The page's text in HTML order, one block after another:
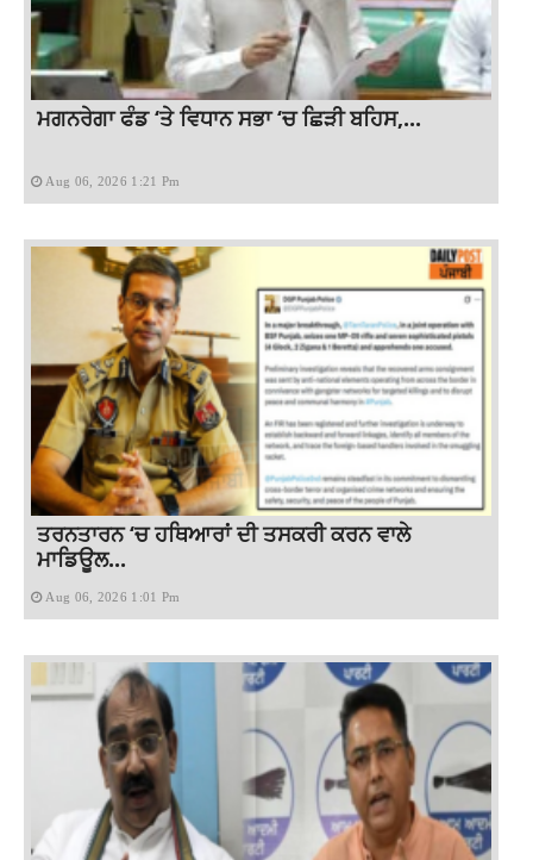
ਮਗਨਰੇਗਾ ਫੰਡ ‘ਤੇ ਵਿਧਾਨ ਸਭਾ ‘ਚ ਛਿੜੀ ਬਹਿਸ,...
Aug 06, 2026 1:21 Pm
ਤਰਨਤਾਰਨ ‘ਚ ਹਥਿਆਰਾਂ ਦੀ ਤਸਕਰੀ ਕਰਨ ਵਾਲੇ
ਮਾਡਿਊਲ...
Aug 06, 2026 1:01 Pm